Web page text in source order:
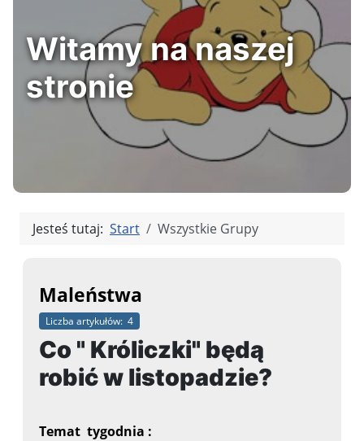
Witamy na naszej
stronie
Jesteś tutaj: Start Wszystkie Grupy
Maleństwa
Liczba artykułów: 4
Co " Króliczki" będą
robić w listopadzie?
Temat tygodnia :